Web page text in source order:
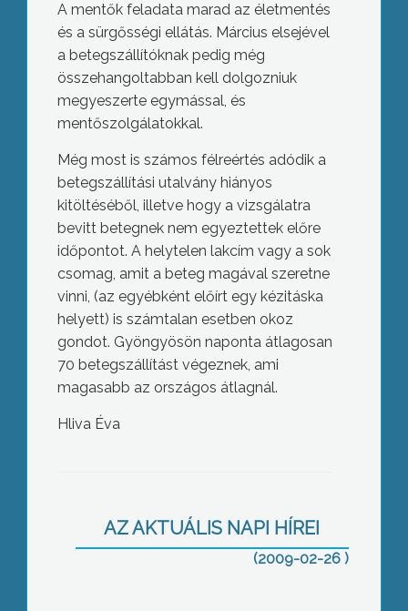
A mentők feladata marad az életmentés
és a sürgősségi ellátás. Március elsejével
a betegszállítóknak pedig még
összehangoltabban kell dolgozniuk
megyeszerte egymással, és
mentőszolgálatokkal.
Még most is számos félreértés adódik a
betegszállítási utalvány hiányos
kitöltéséből, illetve hogy a vizsgálatra
bevitt betegnek nem egyeztettek előre
időpontot. A helytelen lakcím vagy a sok
csomag, amit a beteg magával szeretne
vinni, (az egyébként előírt egy kézitáska
helyett) is számtalan esetben okoz
gondot. Gyöngyösön naponta átlagosan
70 betegszállítást végeznek, ami
magasabb az országos átlagnál.
Hliva Éva
AZ AKTUÁLIS NAPI HÍREI
(2009-02-26 )